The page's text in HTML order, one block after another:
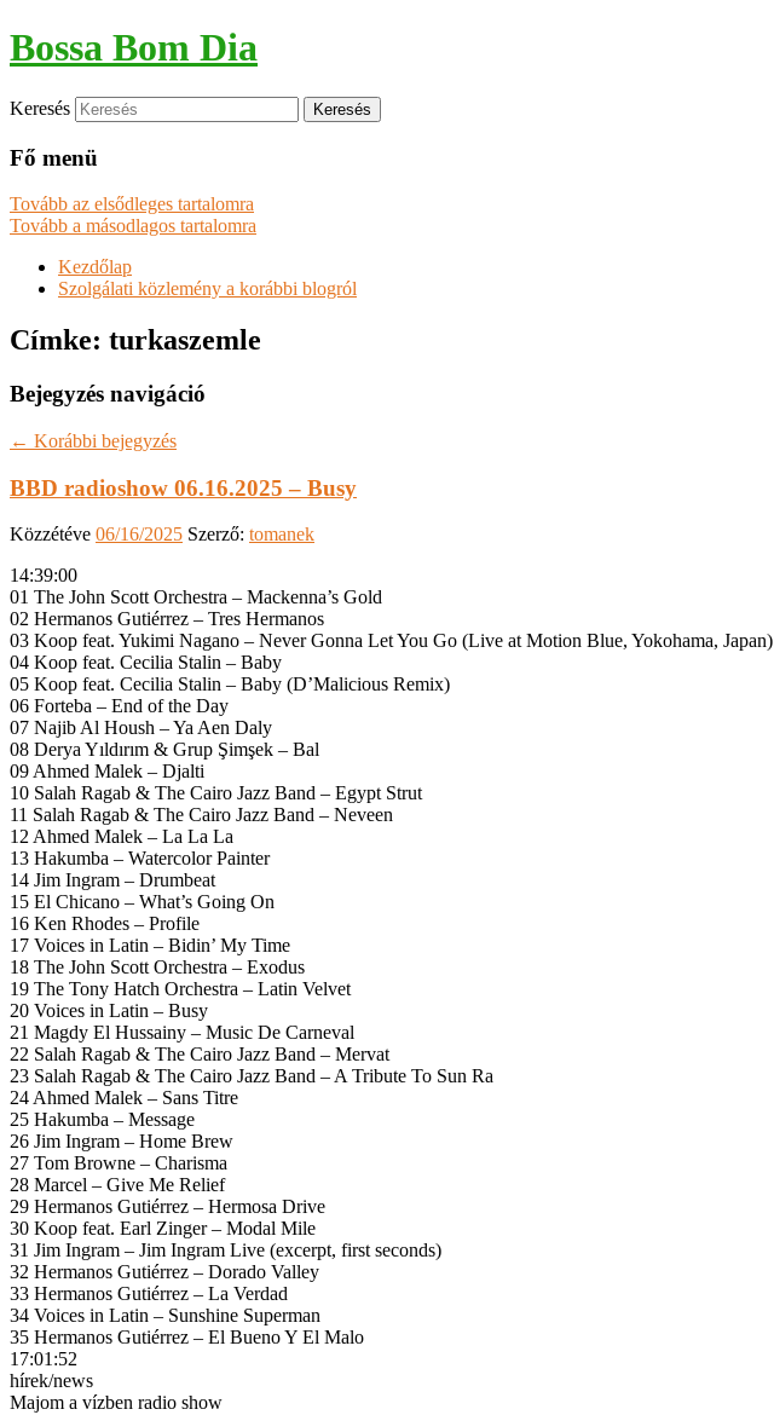
Bossa Bom Dia
Keresés
Fő menü
Tovább az elsődleges tartalomra
Tovább a másodlagos tartalomra
Kezdőlap
Szolgálati közlemény a korábbi blogról
Címke: turkaszemle
Bejegyzés navigáció
← Korábbi bejegyzés
BBD radioshow 06.16.2025 – Busy
Közzétéve 06/16/2025 Szerző: tomanek
14:39:00
01 The John Scott Orchestra – Mackenna’s Gold
02 Hermanos Gutiérrez – Tres Hermanos
03 Koop feat. Yukimi Nagano – Never Gonna Let You Go (Live at Motion Blue, Yokohama, Japan)
04 Koop feat. Cecilia Stalin – Baby
05 Koop feat. Cecilia Stalin – Baby (D’Malicious Remix)
06 Forteba – End of the Day
07 Najib Al Housh – Ya Aen Daly
08 Derya Yıldırım & Grup Şimşek – Bal
09 Ahmed Malek – Djalti
10 Salah Ragab & The Cairo Jazz Band – Egypt Strut
11 Salah Ragab & The Cairo Jazz Band – Neveen
12 Ahmed Malek – La La La
13 Hakumba – Watercolor Painter
14 Jim Ingram – Drumbeat
15 El Chicano – What’s Going On
16 Ken Rhodes – Profile
17 Voices in Latin – Bidin’ My Time
18 The John Scott Orchestra – Exodus
19 The Tony Hatch Orchestra – Latin Velvet
20 Voices in Latin – Busy
21 Magdy El Hussainy – Music De Carneval
22 Salah Ragab & The Cairo Jazz Band – Mervat
23 Salah Ragab & The Cairo Jazz Band – A Tribute To Sun Ra
24 Ahmed Malek – Sans Titre
25 Hakumba – Message
26 Jim Ingram – Home Brew
27 Tom Browne – Charisma
28 Marcel – Give Me Relief
29 Hermanos Gutiérrez – Hermosa Drive
30 Koop feat. Earl Zinger – Modal Mile
31 Jim Ingram – Jim Ingram Live (excerpt, first seconds)
32 Hermanos Gutiérrez – Dorado Valley
33 Hermanos Gutiérrez – La Verdad
34 Voices in Latin – Sunshine Superman
35 Hermanos Gutiérrez – El Bueno Y El Malo
17:01:52
hírek/news
Majom a vízben radio show